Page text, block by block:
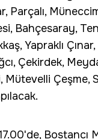
Parçalı,
Bahçesaray,
Yapraklı
Çekirdek,
Mütevelli Çeşme,
Bostancı